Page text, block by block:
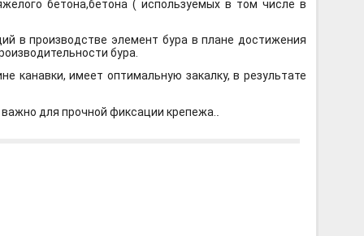
бетона,бетона ( используемых в том числе в
в производстве элемент бура в плане достижения
бура.
канавки, имеет оптимальную закалку, в результате
для прочной фиксации крепежа.